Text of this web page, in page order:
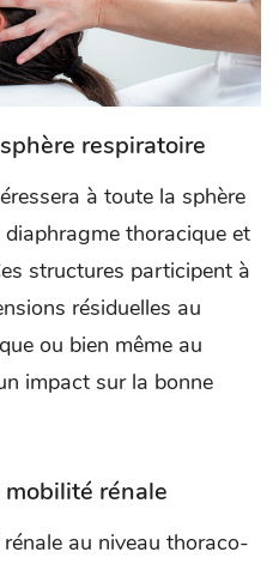
respiratoire
à toute la sphère
thoracique et
structures participent à
résiduelles au
ou bien même au
impact sur la bonne
rénale
au niveau thoraco-